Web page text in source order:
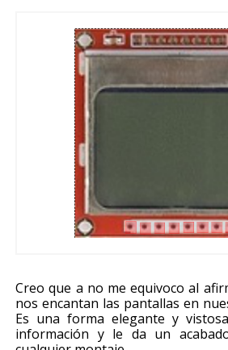
Creo que a no me equivoco al
nos encantan las pantallas en
Es una forma elegante y
información y le da un